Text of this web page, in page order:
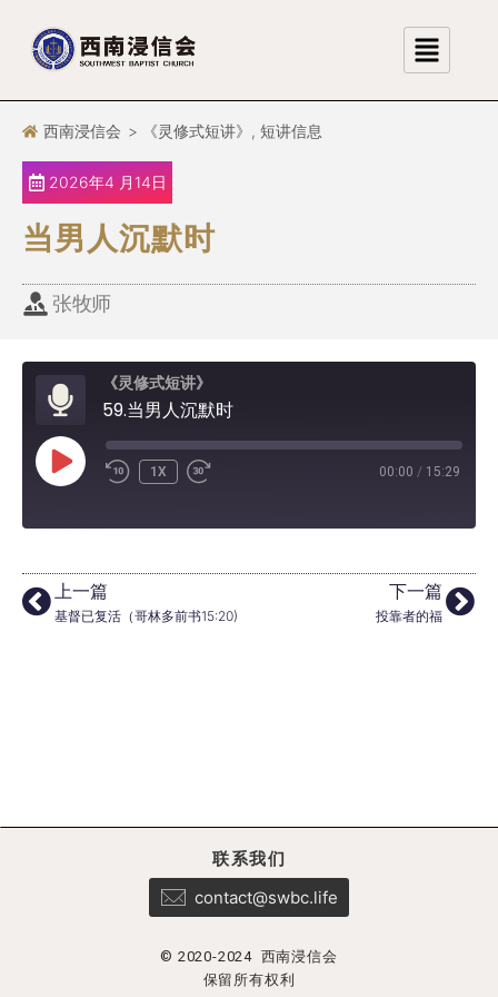
跳
至
西南浸信会 > 《灵修式短讲》 , 短讲信息
2026年4 月14日
当男人沉默时
张牧师
《灵修式短讲》
59.当男人沉默时
1X 00:00 / 15:29
上一篇
基督已复活（哥林多前书15:20)
下一篇
投靠者的福
联系我们
contact@swbc.life
© 2020-2024 西南浸信会
保留所有权利